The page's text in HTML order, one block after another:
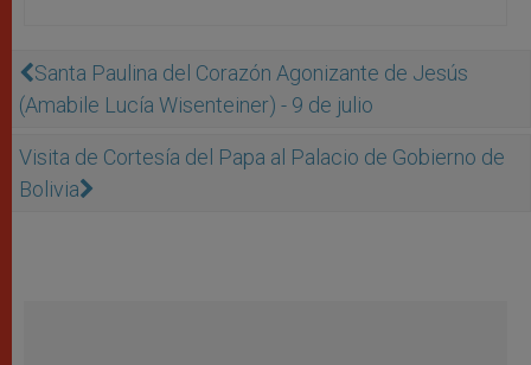
Santa Paulina del Corazón Agonizante de Jesús
(Amabile Lucía Wisenteiner) - 9 de julio
Visita de Cortesía del Papa al Palacio de Gobierno de
Bolivia